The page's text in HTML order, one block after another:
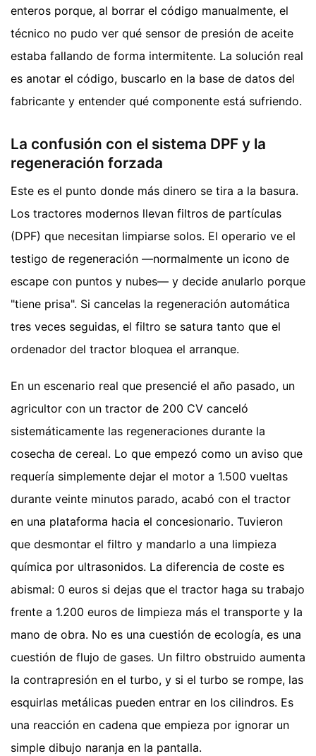
enteros porque, al borrar el código manualmente, el
técnico no pudo ver qué sensor de presión de aceite
estaba fallando de forma intermitente. La solución real
es anotar el código, buscarlo en la base de datos del
fabricante y entender qué componente está sufriendo.
La confusión con el sistema DPF y la
regeneración forzada
Este es el punto donde más dinero se tira a la basura.
Los tractores modernos llevan filtros de partículas
(DPF) que necesitan limpiarse solos. El operario ve el
testigo de regeneración —normalmente un icono de
escape con puntos y nubes— y decide anularlo porque
"tiene prisa". Si cancelas la regeneración automática
tres veces seguidas, el filtro se satura tanto que el
ordenador del tractor bloquea el arranque.
En un escenario real que presencié el año pasado, un
agricultor con un tractor de 200 CV canceló
sistemáticamente las regeneraciones durante la
cosecha de cereal. Lo que empezó como un aviso que
requería simplemente dejar el motor a 1.500 vueltas
durante veinte minutos parado, acabó con el tractor
en una plataforma hacia el concesionario. Tuvieron
que desmontar el filtro y mandarlo a una limpieza
química por ultrasonidos. La diferencia de coste es
abismal: 0 euros si dejas que el tractor haga su trabajo
frente a 1.200 euros de limpieza más el transporte y la
mano de obra. No es una cuestión de ecología, es una
cuestión de flujo de gases. Un filtro obstruido aumenta
la contrapresión en el turbo, y si el turbo se rompe, las
esquirlas metálicas pueden entrar en los cilindros. Es
una reacción en cadena que empieza por ignorar un
simple dibujo naranja en la pantalla.